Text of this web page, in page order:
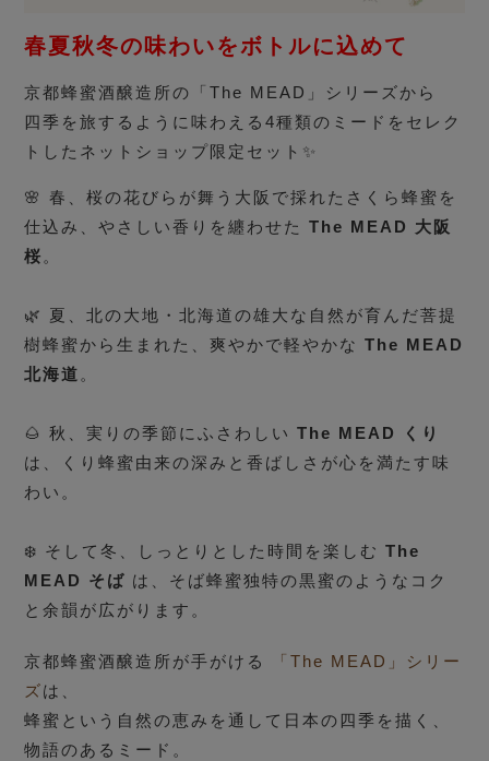
春夏秋冬の味わいをボトルに込めて
京都蜂蜜酒醸造所の「The MEAD」シリーズから
四季を旅するように味わえる4種類のミードをセレク
トしたネットショップ限定セット✨
🌸 春、桜の花びらが舞う大阪で採れたさくら蜂蜜を
仕込み、やさしい香りを纏わせたThe MEAD 大阪
桜。
🌿 夏、北の大地・北海道の雄大な自然が育んだ菩提
樹蜂蜜から生まれた、爽やかで軽やかなThe MEAD
北海道。
🌰 秋、実りの季節にふさわしいThe MEAD くり
は、くり蜂蜜由来の深みと香ばしさが心を満たす味
わい。
❄️ そして冬、しっとりとした時間を楽しむThe
MEAD そば は、そば蜂蜜独特の黒蜜のようなコク
と余韻が広がります。
京都蜂蜜酒醸造所が手がける
「The MEAD」シリー
ズは、
蜂蜜という自然の恵みを通して日本の四季を描く、
物語のあるミード。